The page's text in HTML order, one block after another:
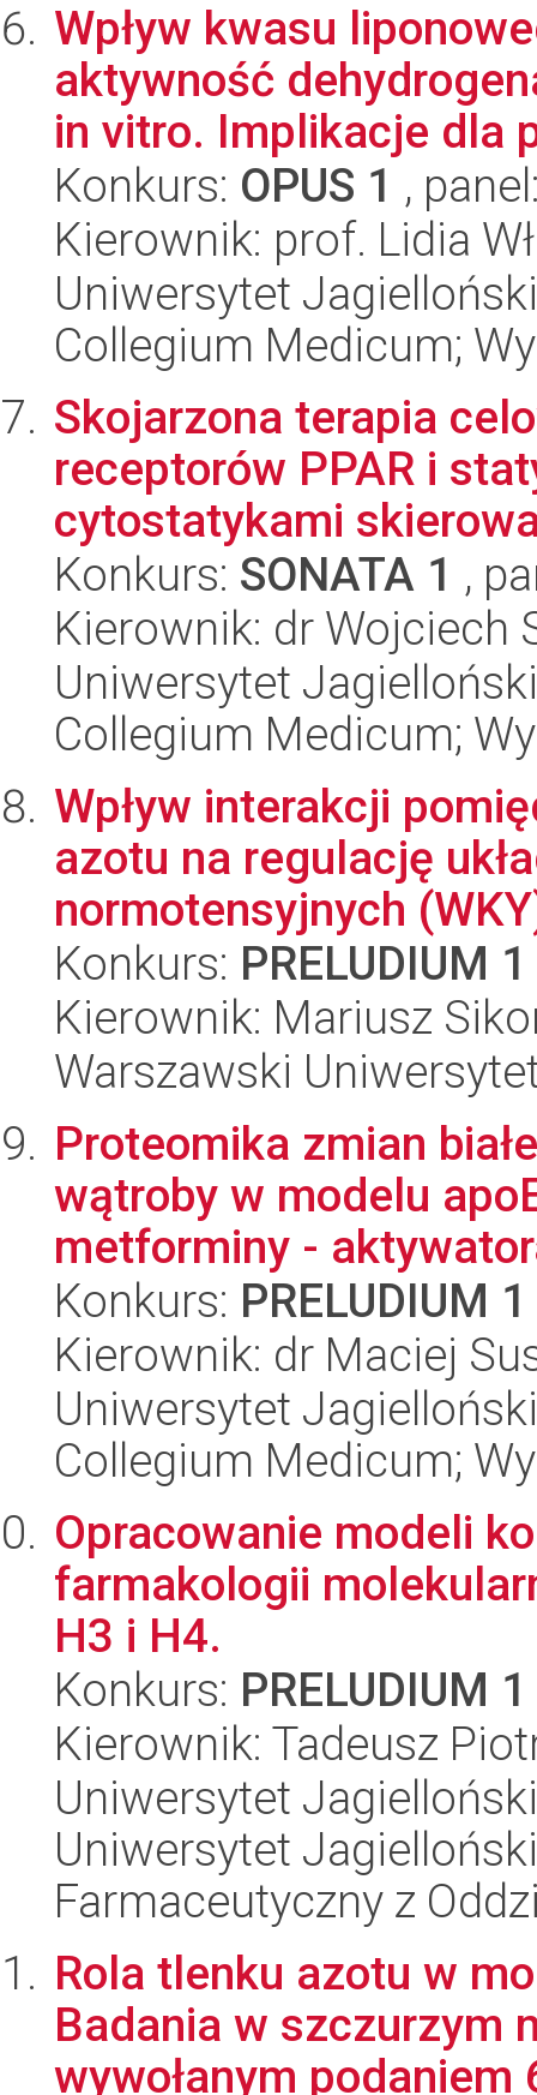
Wpływ kwasu
aktywność
in vitro. Implikacje dla
Konkurs: OPUS 1 ,
Kierownik: prof. Lidia
Uniwersytet
Collegium Medicum;
Skojarzona terapia
receptorów PPAR i
cytostatykami
Konkurs: SONATA 1 ,
Kierownik: dr Wojciech
Uniwersytet
Collegium Medicum;
Wpływ interakcji
azotu na regulację
normotensyjnych
Konkurs: PRELUDIUM 1
Kierownik: Mariusz
Warszawski
Proteomika zmian
wątroby w modelu
metforminy -
Konkurs: PRELUDIUM 1
Kierownik: dr Maciej
Uniwersytet
Collegium Medicum;
Opracowanie modeli
farmakologii
H3 i H4.
Konkurs: PRELUDIUM 1
Kierownik: Tadeusz
Uniwersytet
Uniwersytet
Farmaceutyczny z
Rola tlenku azotu w
Badania w szczurzym
wywołanym podaniem